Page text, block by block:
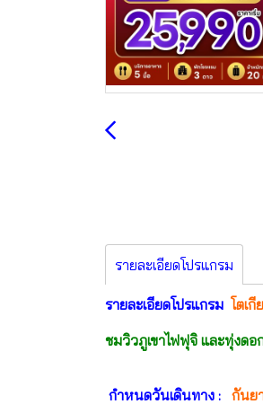
รายละเอียดโปรแกรม
รายละเอียดโปรแกรม โตเ
ชมวิวภูเขาไฟฟุจิ และทุ่งดอ
กำหนดวันเดินทาง : กันย